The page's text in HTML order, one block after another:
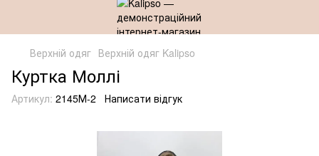
Верхній одяг Верхній одяг Kalipso
Куртка Моллі
Артикул: 2145М-2 Написати відгук